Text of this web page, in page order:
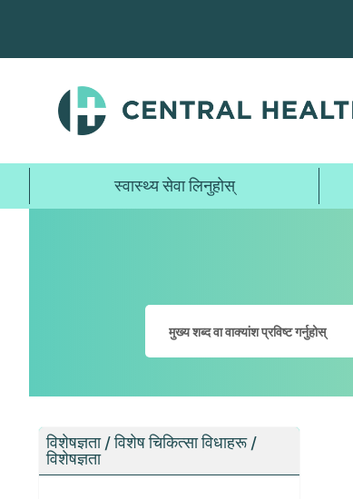
जानुहोस्
स्वास्थ्य सेवा लिनुहोस्
विशेषज्ञता / विशेष चिकित्सा विधाहरू /
विशेषज्ञता